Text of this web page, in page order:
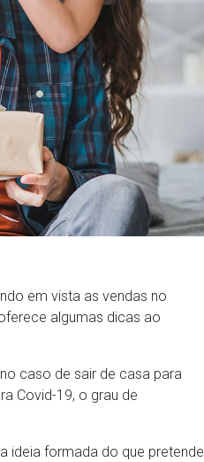
em vista as vendas no
algumas dicas ao
caso de sair de casa para
Covid-19, o grau de
ideia formada do que pretende